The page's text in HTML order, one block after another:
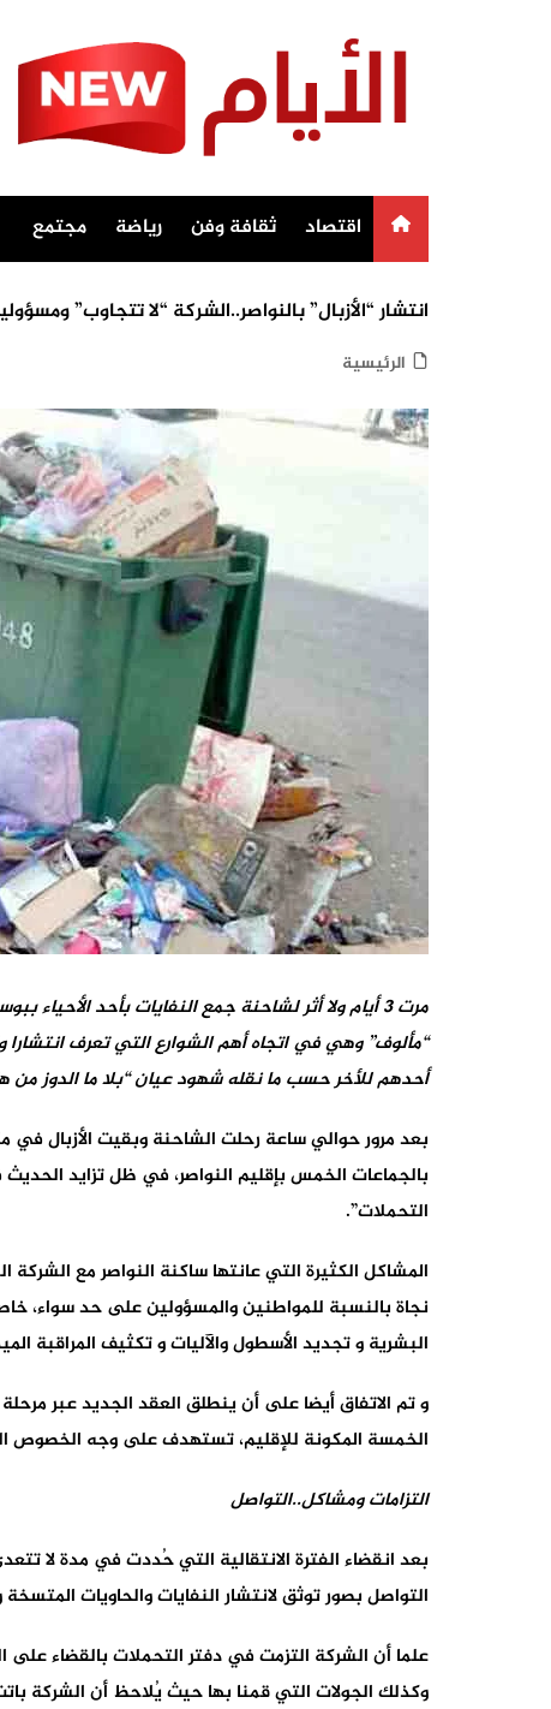
اقتصاد ثقافة وفن رياضة مجتمع
انتشار “الأزبال” بالنواصر..الشركة “لا تتجاوب”
الرئيسية
مرت 3 أيام ولا أثر لشاحنة جمع النفايات بأحد
“مألوف” وهي في اتجاه أهم الشوارع التي تعرف انتشارا
أحدهم للأخر حسب ما نقله شهود عيان “بلا ما الدوز من
بعد مرور حوالي ساعة رحلت الشاحنة وبقيت الأزبال في
بالجماعات الخمس بإقليم النواصر، في ظل تزايد
التحملات”.
البشرية و تجديد الأسطول والآليات و تكثيف المراقبة
و تم الاتفاق أيضا على أن ينطلق العقد الجديد عبر
الخمسة المكونة للإقليم، تستهدف على وجه الخصوص
التزامات ومشاكل..التواصل
التواصل بصور توثق لانتشار النفايات والحاويات
وكذلك الجولات التي قمنا بها حيث يُلاحظ أن الشركة